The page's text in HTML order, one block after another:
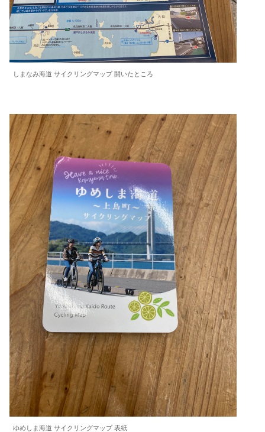
しまなみ海道 サイクリングマップ 開いたところ
ゆめしま海道 サイクリングマップ 表紙